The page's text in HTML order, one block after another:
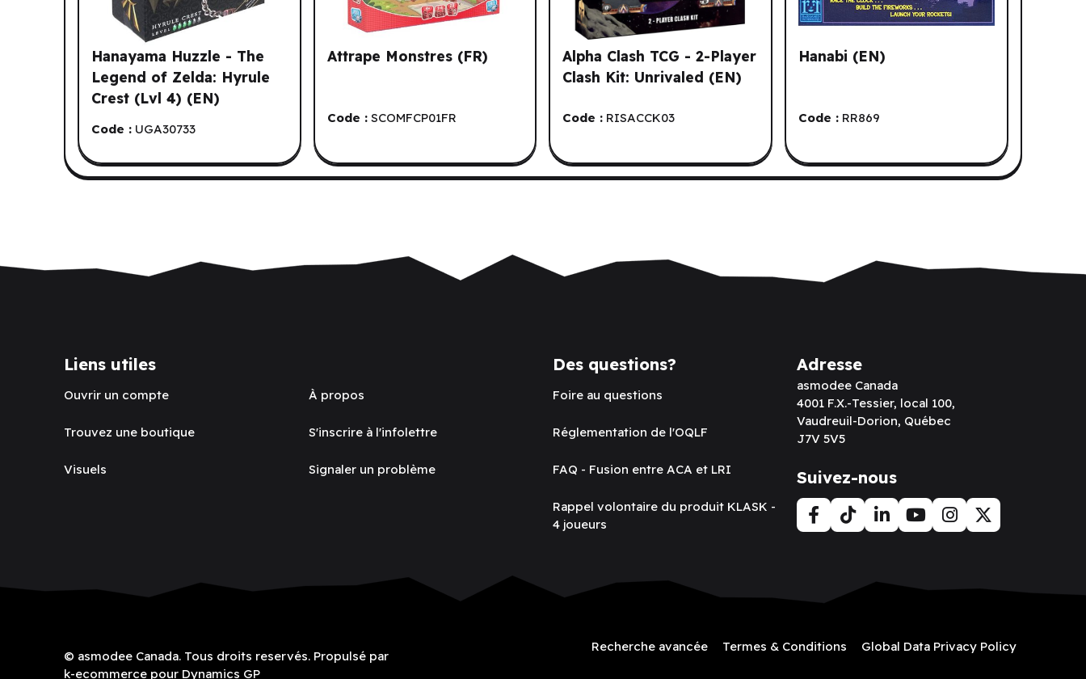
Hanayama Huzzle - The
Legend of Zelda: Hyrule
Crest (Lvl 4) (EN)
Code : UGA30733
Attrape Monstres (FR)
Code : SCOMFCP01FR
Alpha Clash TCG - 2-Player
Clash Kit: Unrivaled (EN)
Code : RISACCK03
Hanabi (EN)
Code : RR869
Liens utiles
Ouvrir un compte
Trouvez une boutique
Visuels
À propos
S'inscrire à l'infolettre
Signaler un problème
Des questions?
Foire au questions
Réglementation de l'OQLF
FAQ - Fusion entre ACA et LRI
Rappel volontaire du produit KLASK -
4 joueurs
Adresse
asmodee Canada
4001 F.X.-Tessier, local 100,
Vaudreuil-Dorion, Québec
J7V 5V5
Suivez-nous
© asmodee Canada. Tous droits reservés. Propulsé par
k-ecommerce pour Dynamics GP
Recherche avancée Termes & Conditions Global Data Privacy Policy